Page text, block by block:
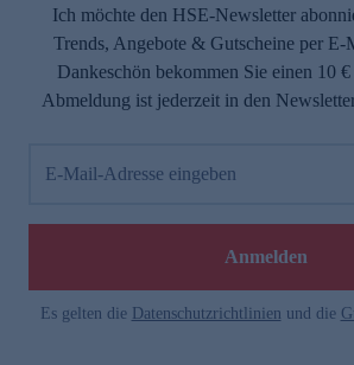
Ich möchte den HSE-Newsletter
Trends, Angebote & Gutscheine per E-
Dankeschön bekommen Sie einen 10
Abmeldung ist jederzeit in den
E-Mail-Adresse eingeben
Anmelden
Es gelten die Datenschutzrichtlinien und die